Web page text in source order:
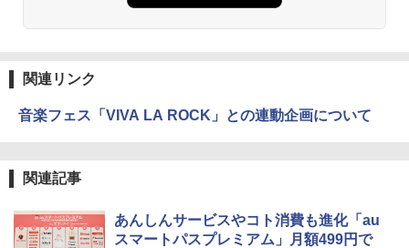
関連リンク
音楽フェス「VIVA LA ROCK」との連動企画について
関連記事
あんしんサービスやコト消費も進化「au
スマートパスプレミアム」月額499円で